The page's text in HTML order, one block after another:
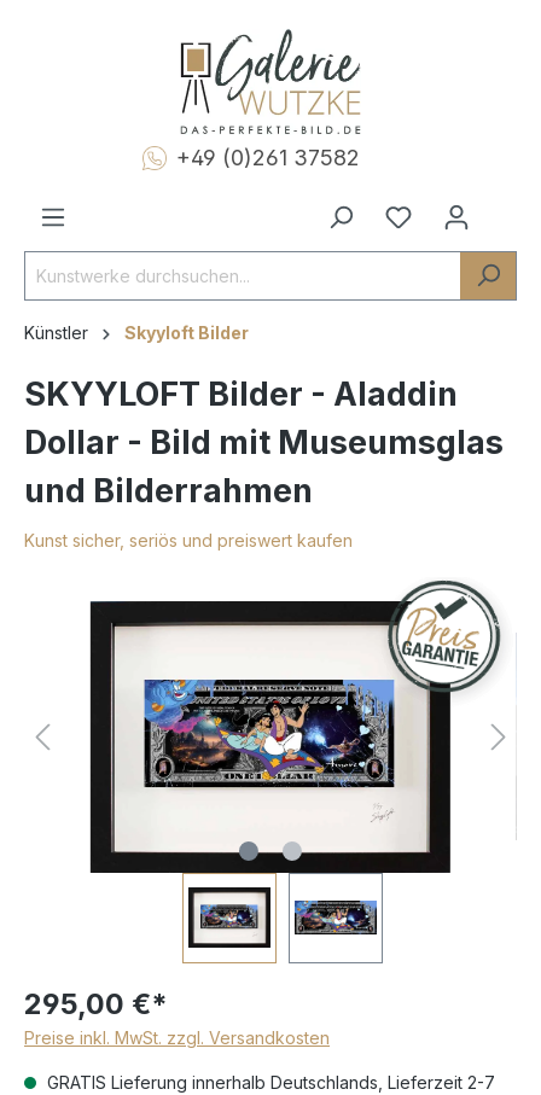
+49 (0)261 37582
Künstler Skyyloft Bilder
SKYYLOFT Bilder - Aladdin
Dollar - Bild mit Museumsglas
und Bilderrahmen
Kunst sicher, seriös und preiswert kaufen
295,00 €*
Preise inkl. MwSt. zzgl. Versandkosten
GRATIS Lieferung innerhalb Deutschlands, Lieferzeit 2-7